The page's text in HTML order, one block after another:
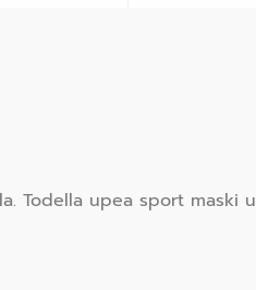
Todella upea sport maski